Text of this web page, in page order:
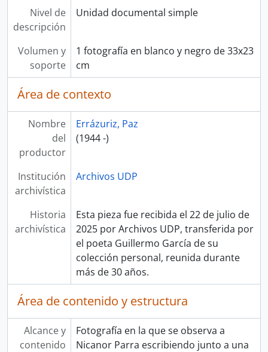
Nivel de
descripción
Unidad documental simple
Volumen y
soporte
1 fotografía en blanco y negro de 33x23
cm
Área de contexto
Nombre
del
productor
Errázuriz, Paz
(1944 -)
Institución
archivística
Archivos UDP
Historia
archivística
Esta pieza fue recibida el 22 de julio de
2025 por Archivos UDP, transferida por
el poeta Guillermo García de su
colección personal, reunida durante
más de 30 años.
Área de contenido y estructura
Alcance y
contenido
Fotografía en la que se observa a
Nicanor Parra escribiendo junto a una